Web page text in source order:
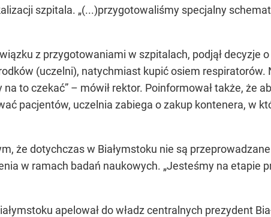
szpitala. „(...)przygotowaliśmy specjalny
z przygotowaniami w szpitalach, podjął decyzje
(uczelni), natychmiast kupić osiem
to czekać” – mówił rektor. Poinformował także, że
pacjentów, uczelnia zabiega o zakup kontenera, w
że dotychczas w Białymstoku nie są
w ramach badań naukowych. „Jesteśmy na etapie
apelował do władz centralnych prezydent